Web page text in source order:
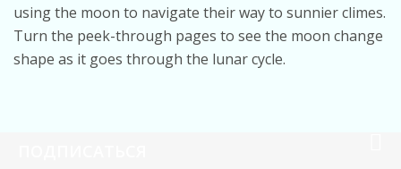
using the moon to navigate their way to sunnier climes.
Turn the peek-through pages to see the moon change
shape as it goes through the lunar cycle.